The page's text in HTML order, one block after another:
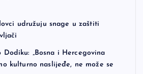
udružuju snage u zaštiti
„Bosna i Hercegovina
kulturno naslijeđe, ne može se